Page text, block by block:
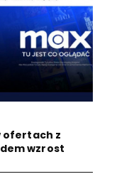
ofertach z
wzrost